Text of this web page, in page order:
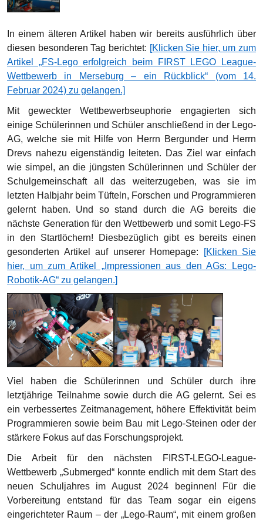
In einem älteren Artikel haben wir bereits ausführlich über
diesen besonderen Tag berichtet: [Klicken Sie hier, um zum
Artikel „FS-Lego erfolgreich beim FIRST LEGO League-
Wettbewerb in Merseburg – ein Rückblick“ (vom 14.
Februar 2024) zu gelangen.]
Mit geweckter Wettbewerbseuphorie engagierten sich
einige Schülerinnen und Schüler anschließend in der Lego-
AG, welche sie mit Hilfe von Herrn Bergunder und Herrn
Drevs nahezu eigenständig leiteten. Das Ziel war einfach
wie simpel, an die jüngsten Schülerinnen und Schüler der
Schulgemeinschaft all das weiterzugeben, was sie im
letzten Halbjahr beim Tüfteln, Forschen und Programmieren
gelernt haben. Und so stand durch die AG bereits die
nächste Generation für den Wettbewerb und somit Lego-FS
in den Startlöchern! Diesbezüglich gibt es bereits einen
gesonderten Artikel auf unserer Homepage:
[Klicken Sie
hier, um zum Artikel „Impressionen aus den AGs: Lego-
Robotik-AG“ zu gelangen.]
Viel haben die Schülerinnen und Schüler durch ihre
letztjährige Teilnahme sowie durch die AG gelernt. Sei es
ein verbessertes Zeitmanagement, höhere Effektivität beim
Programmieren sowie beim Bau mit Lego-Steinen oder der
stärkere Fokus auf das Forschungsprojekt.
Die Arbeit für den nächsten FIRST-LEGO-League-
Wettbewerb „Submerged“ konnte endlich mit dem Start des
neuen Schuljahres im August 2024 beginnen! Für die
Vorbereitung entstand für das Team sogar ein eigens
eingerichteter Raum – der „Lego-Raum“, mit einem großen